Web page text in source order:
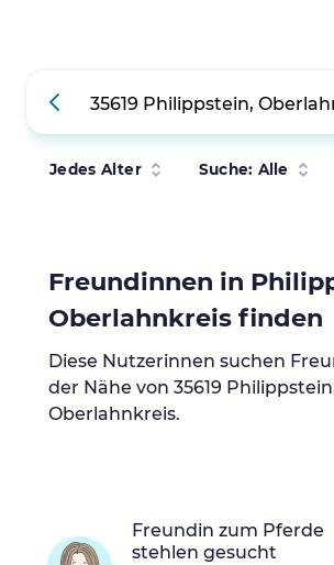
Jedes Alter Suche: Alle
Freundinnen in
Oberlahnkreis finden
Diese Nutzerinnen suchen
der Nähe von 35619
Oberlahnkreis.
Freundin zum Pferde
stehlen gesucht